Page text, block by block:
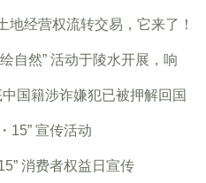
地经营权流转交易，它来了！
自然” 活动于陵水开展，响
国籍涉诈嫌犯已被押解回国
15” 宣传活动
消费者权益日宣传